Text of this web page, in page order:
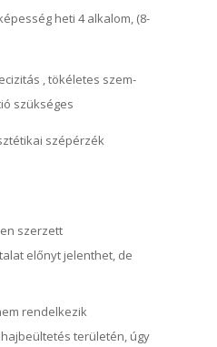
heti 4 alkalom, (8-
, tökéletes szem-
szükséges
szépérzék
szerzett
előnyt jelenthet, de
rendelkezik
területén, úgy